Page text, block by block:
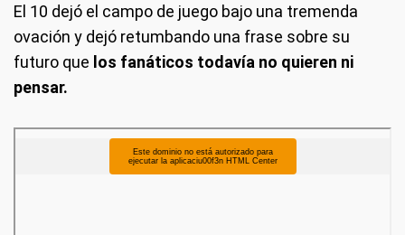
El 10 dejó el campo de juego bajo una tremenda
ovación y dejó retumbando una frase sobre su
futuro que los fanáticos todavía no quieren ni
pensar.